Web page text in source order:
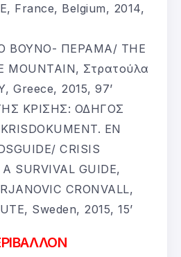
France, Belgium, 2014,
ΒΟΥΝΟ- ΠΕΡΑΜΑ/ THE
MOUNTAIN, Στρατούλα
Greece, 2015, 97’
ΚΡΙΣΗΣ: ΟΔΗΓΟΣ
EN
CRISIS
SURVIVAL GUIDE,
CRONVALL,
Sweden, 2015, 15’